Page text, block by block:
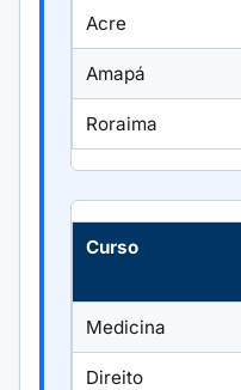
Acre
Amapá
Roraima
Curso
Medicina
Direito